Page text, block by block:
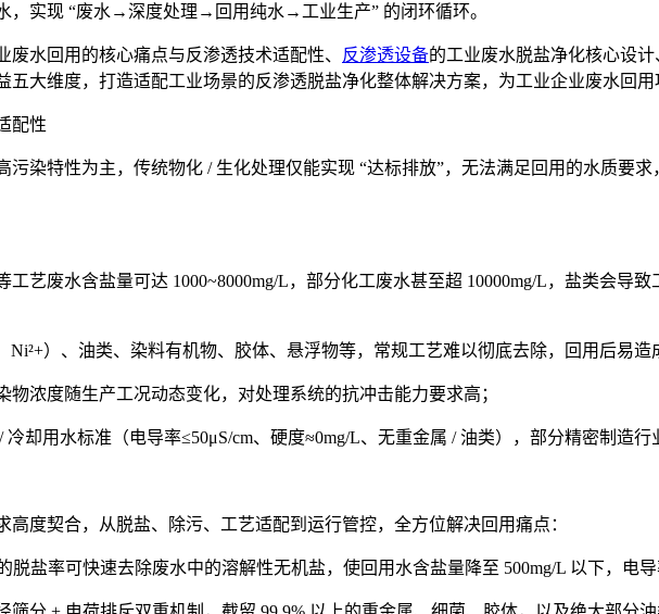
，实现 “废水→深度处理→回用纯水→工业生产” 的闭环循环。
水回用的核心痛点与反渗透技术适配性、 反渗透设备的工业废水脱盐净化核心设
大维度，打造适配工业场景的反渗透脱盐净化整体解决方案，为工业企业废水回用
配性
污染特性为主，传统物化 / 生化处理仅能实现 “达标排放”，无法满足回用的水质要
艺废水含盐量可达 1000~8000mg/L，部分化工废水甚至超 10000mg/L，盐类会导
Ni²+）、油类、染料有机物、胶体、悬浮物等，常规工艺难以彻底去除，回用后易造
浓度随生产工况动态变化，对处理系统的抗冲击能力要求高；
却用水标准（电导率≤50μS/cm、硬度≈0mg/L、无重金属 / 油类），部分精密制造行
度契合，从脱盐、除污、工艺适配到运行管控，全方位解决回用痛点：
盐率可快速去除废水中的溶解性无机盐，使回用水含盐量降至 500mg/L 以下，电导